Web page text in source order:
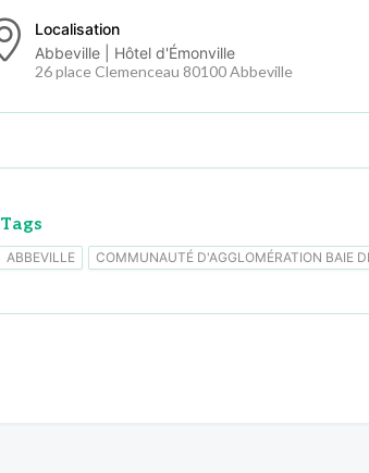
Localisation
Abbeville | Hôtel d'Émonville
26 place Clemenceau 80100 Abbeville
Tags
ABBEVILLE COMMUNAUTÉ D'AGGLOMÉRATION BAIE